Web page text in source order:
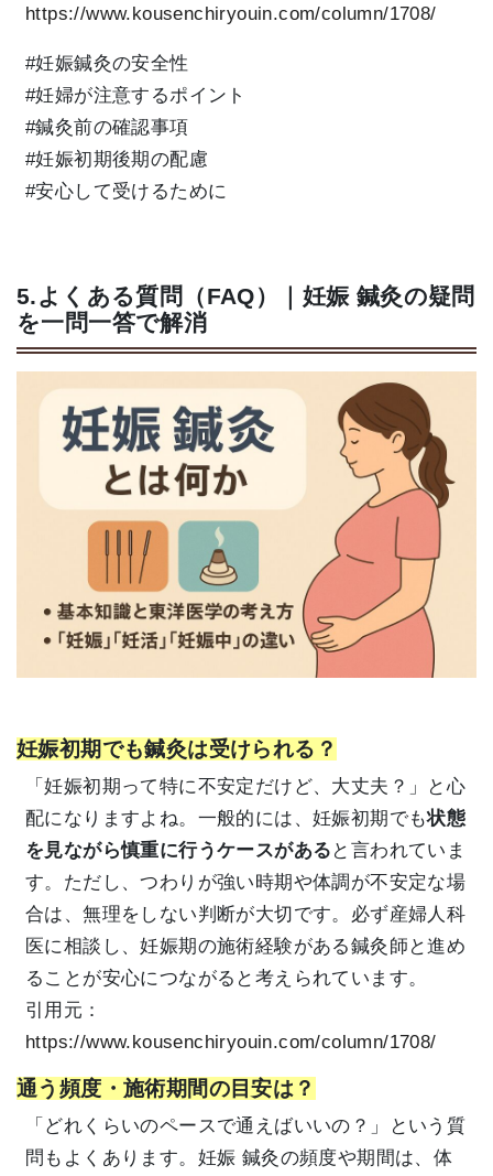
https://www.kousenchiryouin.com/column/1708/
#妊娠鍼灸の安全性
#妊婦が注意するポイント
#鍼灸前の確認事項
#妊娠初期後期の配慮
#安心して受けるために
5.よくある質問（FAQ）｜妊娠 鍼灸の疑問
を一問一答で解消
妊娠初期でも鍼灸は受けられる？
「妊娠初期って特に不安定だけど、大丈夫？」と心
配になりますよね。一般的には、妊娠初期でも状態
を見ながら慎重に行うケースがある と言われていま
す。ただし、つわりが強い時期や体調が不安定な場
合は、無理をしない判断が大切です。必ず産婦人科
医に相談し、妊娠期の施術経験がある鍼灸師と進め
ることが安心につながると考えられています。
引用元：
https://www.kousenchiryouin.com/column/1708/
通う頻度・施術期間の目安は？
「どれくらいのペースで通えばいいの？」という質
問もよくあります。妊娠 鍼灸の頻度や期間は、体